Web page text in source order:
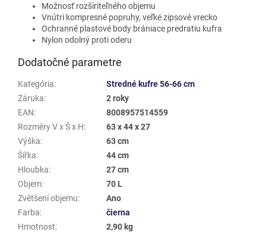
Možnosť rozšíriteľného objemu
Vnútri kompresné popruhy, veľké zipsové vrecko
Ochranné plastové body brániace predratiu kufra
Nylon odolný proti oderu
Dodatočné parametre
Kategória:
Stredné kufre 56-66 cm
Záruka:
2 roky
EAN:
8008957514559
Rozměry V x Š x H:
63 x 44 x 27
Výška:
63 cm
Šířka:
44 cm
Hloubka:
27 cm
Objem:
70 L
Zvětšení objemu:
Ano
Farba:
čierna
Hmotnost:
2,90 kg